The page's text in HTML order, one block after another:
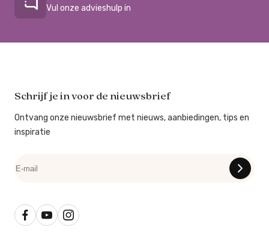
Vul onze advieshulp in
Schrijf je in voor de nieuwsbrief
Ontvang onze nieuwsbrief met nieuws, aanbiedingen, tips en
inspiratie